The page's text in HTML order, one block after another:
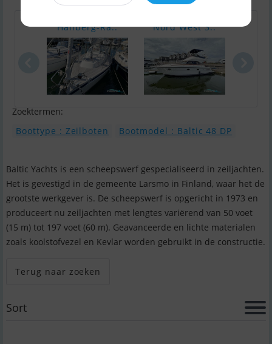
Hallberg-Ra.. Nord West 3..
Zoektermen:
Boottype : Zeilboten
Bootmodel : Baltic 48 DP
Baltic Yachts is een scheepswerf gespecialiseerd in zeiljachten.
Het is gevestigd in de gemeente Larsmo in Finland, waar het de
grootste werkgever is. De scheepswerf is opgericht in 1973 en
produceert nu zeiljachten met lengtes variërend van 50 voet
(15 m) tot 197 voet (60 m). Geavanceerde en lichte materialen
zoals koolstofvezel en Kevlar worden gebruikt in de constructie.
Terug naar zoeken
Sort